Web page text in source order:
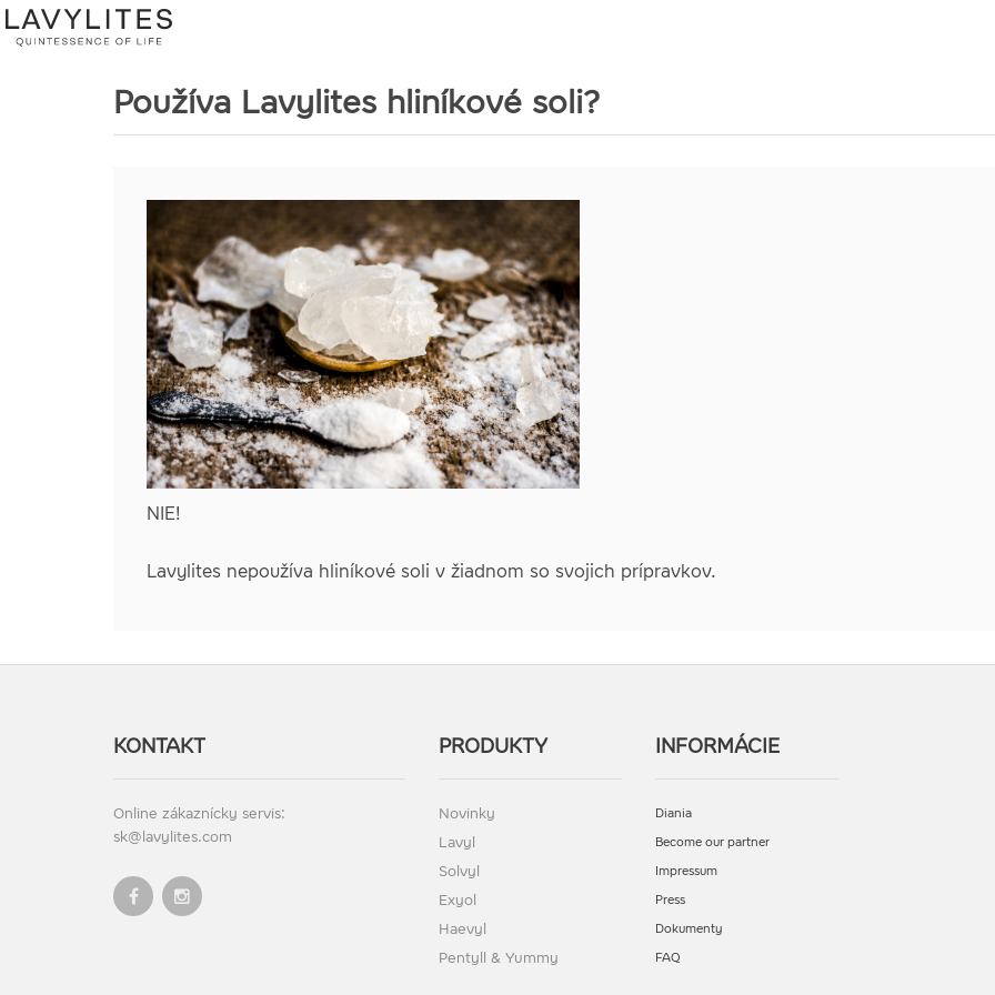
Používa Lavylites hliníkové soli?
NIE!
Lavylites nepoužíva hliníkové soli v žiadnom so svojich prípravkov.
KONTAKT
Online zákaznícky servis:
sk@lavylites.com
PRODUKTY
Novinky
Lavyl
Solvyl
Exyol
Haevyl
Pentyll & Yummy
INFORMÁCIE
Diania
Become our partner
Impressum
Press
Dokumenty
FAQ